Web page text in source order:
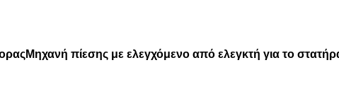
Μηχανή πίεσης με ελεγχόμενο από ελεγκτή για το